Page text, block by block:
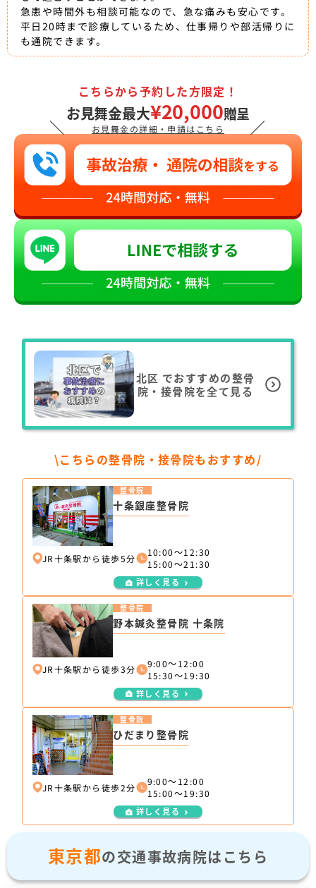
急患や時間外も相談可能なので、急な痛みも安心です。
平日20時まで診療しているため、仕事帰りや部活帰りに
も通院できます。
＼
こちらから予約した方限定！
お見舞金最大¥20,000贈呈
お見舞金の詳細・申請はこちら ／
北区 でおすすめの整骨
院・接骨院を全て見る
\こちらの整骨院・接骨院もおすすめ/
十条銀座整骨院
整骨院
JR十条駅から徒歩5分
10:00～12:30
15:00～21:30
詳しく見る
野本鍼灸整骨院 十条院
整骨院
JR十条駅から徒歩3分
9:00～12:00
15:30～19:30
詳しく見る
ひだまり整骨院
整骨院
JR十条駅から徒歩2分
9:00～12:00
15:00～19:30
詳しく見る
東京都の交通事故病院はこちら